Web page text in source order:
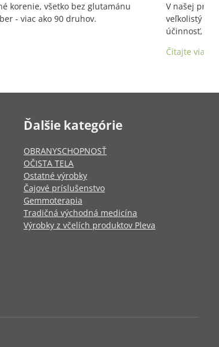
korenie, všetko bez glutamánu
- viac ako 90 druhov.
V našej
veľkolistý a
účinnosť, aj
Čítajte viac
Ďalšie kategórie
OBRANYSCHOPNOSŤ
OČISTA TELA
Ostatné výrobky
Čajové príslušenstvo
Gemmoterapia
Tradičná východná medicína
Výrobky z včelích produktov Pleva